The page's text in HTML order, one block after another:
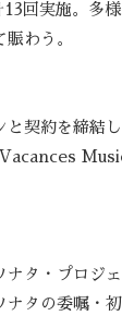
回実施。多
わう。
契約を締結
ナタ・プロジ
ナタの委嘱・